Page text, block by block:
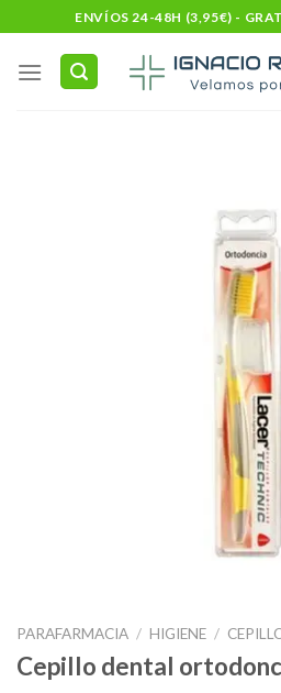
to
content
ENVÍOS 24-48H (3,95€) -
PARAFARMACIA / HIGIENE /
Cepillo dental